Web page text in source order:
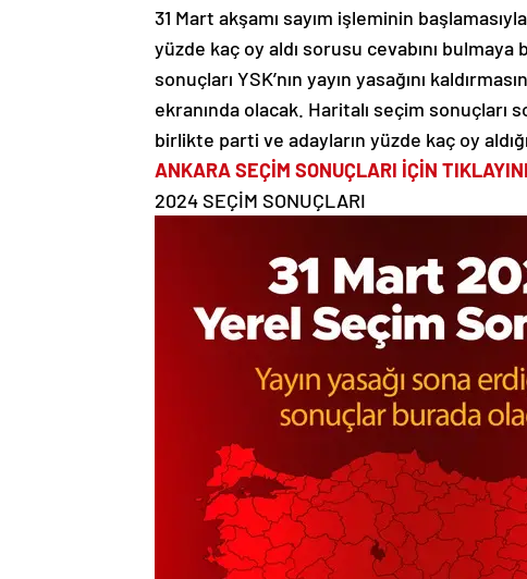
31 Mart akşamı sayım işleminin
yüzde kaç oy aldı sorusu cevabını
sonuçları YSK’nın yayın yasağını
ekranında olacak. Haritalı seçim sonuçları
birlikte parti ve adayların yüzde kaç oy
ANKARA SEÇİM SONUÇLARI İÇİN
2024 SEÇİM SONUÇLARI